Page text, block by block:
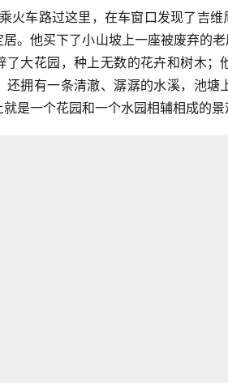
火车路过这里，在车窗口发现了吉
。他买下了小山坡上一座被废弃的
了大花园，种上无数的花卉和树木
还拥有一条清澈、潺潺的水溪，池
是一个花园和一个水园相辅相成的景